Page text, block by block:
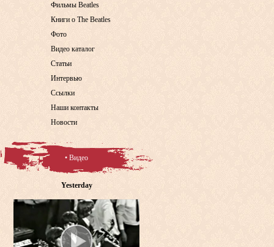
Фильмы Beatles
Книги о The Beatles
Фото
Видео каталог
Статьи
Интервью
Ссылки
Наши контакты
Новости
• Видео
Yesterday